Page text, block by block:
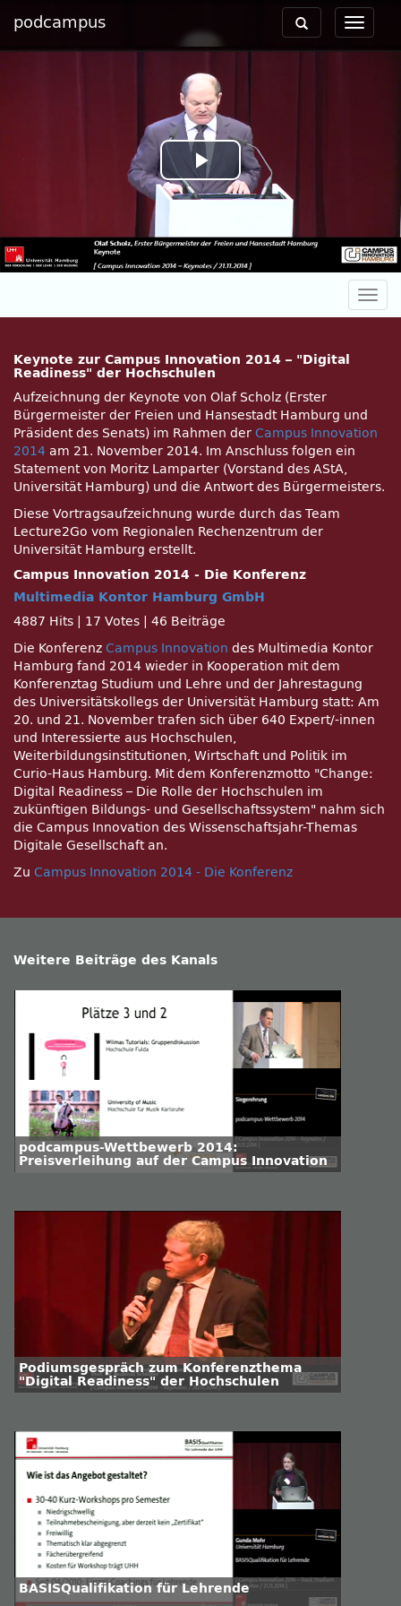
podcampus
Toggle
Toggle
navigation
Play
Keynote zur Campus Innovation 2014 – "Digital
Readiness" der Hochschulen
Aufzeichnung der Keynote von Olaf Scholz (Erster
Bürgermeister der Freien und Hansestadt Hamburg und
Präsident des Senats) im Rahmen der Campus Innovation
2014 am 21. November 2014. Im Anschluss folgen ein
Statement von Moritz Lamparter (Vorstand des AStA,
Universität Hamburg) und die Antwort des Bürgermeisters.
Diese Vortragsaufzeichnung wurde durch das Team
Lecture2Go vom Regionalen Rechenzentrum der
Universität Hamburg erstellt.
Campus Innovation 2014 - Die Konferenz
Multimedia Kontor Hamburg GmbH
4887 Hits
17 Votes
46 Beiträge
Die Konferenz Campus Innovation des Multimedia Kontor
Hamburg fand 2014 wieder in Kooperation mit dem
Konferenztag Studium und Lehre und der Jahrestagung
des Universitätskollegs der Universität Hamburg statt: Am
20. und 21. November trafen sich über 640 Expert/-innen
und Interessierte aus Hochschulen,
Weiterbildungsinstitutionen, Wirtschaft und Politik im
Curio-Haus Hamburg. Mit dem Konferenzmotto
Change:
Digital Readiness – Die Rolle der Hochschulen im
zukünftigen Bildungs- und Gesellschaftssystem
nahm sich
die Campus Innovation des Wissenschaftsjahr-Themas
Digitale Gesellschaft an.
Zu Campus Innovation 2014 - Die Konferenz
Weitere Beiträge des Kanals
podcampus-Wettbewerb 2014:
Preisverleihung auf der Campus Innovation
Podiumsgespräch zum Konferenzthema
"Digital Readiness" der Hochschulen
BASISQualifikation für Lehrende